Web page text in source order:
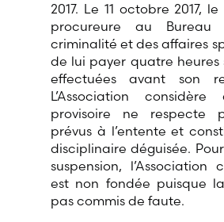
2017. Le 11 octobre 2017,
procureure au
criminalité et des affaires
de lui payer quatre heures
effectuées avant son
L’Association
provisoire ne respecte
prévus à l’entente et
disciplinaire déguisée.
suspension, l’Association
est non fondée puisque
pas commis de faute.